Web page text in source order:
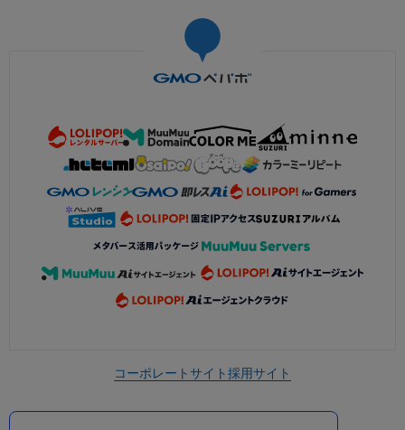
コーポレートサイト採用サイト